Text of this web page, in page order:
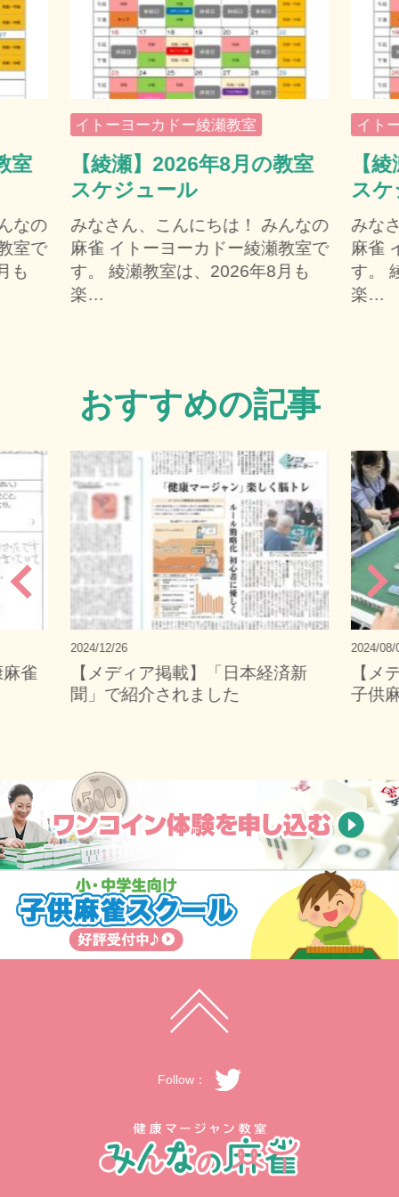
室
なの
室で
も
イトーヨーカドー綾瀬教室
【綾瀬】2026年8月の教室
スケジュール
みなさん、こんにちは！ みんなの
麻雀 イトーヨーカドー綾瀬教室で
す。 綾瀬教室は、2026年8月も
楽…
イト
【
ス
みな
麻雀
す。
楽…
おすすめの記事
雀
2024/12/26
【メディア掲載】「日本経済新
聞」で紹介されました
2024/08/
【メ
子供
Follow：